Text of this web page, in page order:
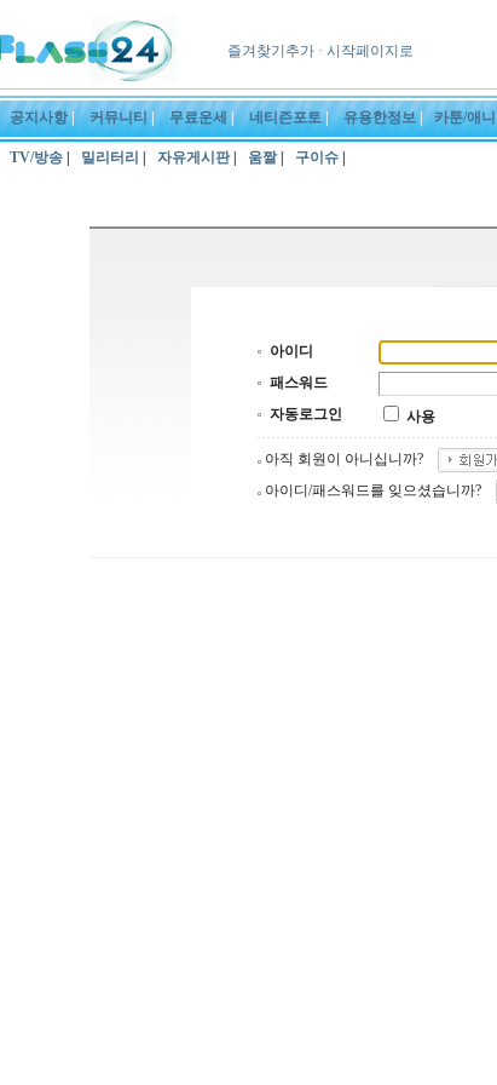
즐겨찾기추가 · 시작페이지로
공지사항| 커뮤니티| 무료운세 |네티즌포토|유용한정보|카툰/애니
TV/방송| 밀리터리 자유게시판| 움짤| 구이슈|
아이디
패스워드
자동로그인
사용
아직 회원이 아니십니까?
아이디/패스워드를 잊으셨습니까?